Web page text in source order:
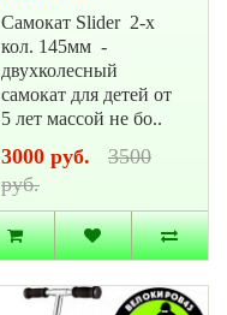
Самокат Slider 2-х
кол. 145мм -
двухколесный
самокат для детей от
5 лет массой не бо..
3000 руб.
3500
руб.